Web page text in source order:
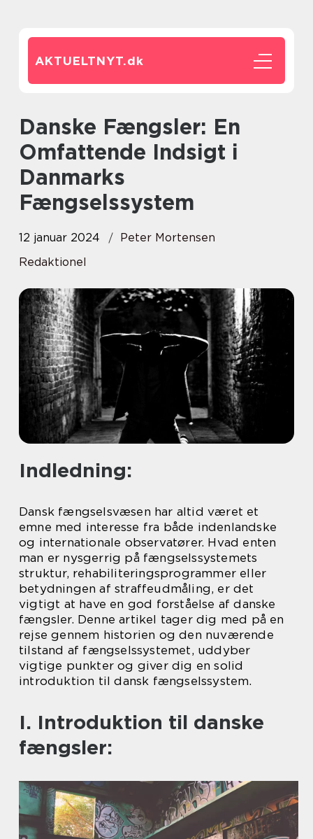
AKTUELTNYT.dk
Danske Fængsler: En
Omfattende Indsigt i
Danmarks
Fængselssystem
12 januar 2024
Peter Mortensen
Redaktionel
Indledning:
Dansk fængselsvæsen har altid været et
emne med interesse fra både indenlandske
og internationale observatører. Hvad enten
man er nysgerrig på fængselssystemets
struktur, rehabiliteringsprogrammer eller
betydningen af straffeudmåling, er det
vigtigt at have en god forståelse af danske
fængsler. Denne artikel tager dig med på en
rejse gennem historien og den nuværende
tilstand af fængselssystemet, uddyber
vigtige punkter og giver dig en solid
introduktion til dansk fængselssystem.
I. Introduktion til danske
fængsler: